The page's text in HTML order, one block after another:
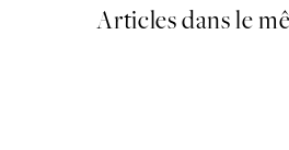
Articles dans le